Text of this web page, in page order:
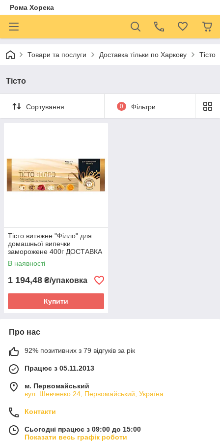
Рома Хорека
Товари та послуги Доставка тільки по Харкову Тісто
Тісто
Сортування 0 Фільтри
Тісто витяжне "Філло" для
домашньої випечки
заморожене 400г ДОСТАВКА
ТІЛЬКИ ХАРКОВ
В наявності
1 194,48 ₴/упаковка
Купити
Про нас
92% позитивних з 79 відгуків за рік
Працює з 05.11.2013
м. Первомайський
вул. Шевченко 24, Первомайський, Україна
Контакти
Сьогодні працює з 09:00 до 15:00
Показати весь графік роботи